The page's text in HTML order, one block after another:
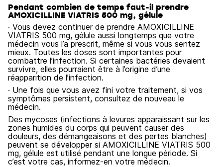
Pendant combien de temps faut-il prendre
AMOXICILLINE VIATRIS 500 mg, gélule
· Vous devez continuer de prendre AMOXICILLINE
VIATRIS 500 mg, gélule aussi longtemps que votre
médecin vous l’a prescrit, même si vous vous sentez
mieux. Toutes les doses sont importantes pour
combattre l’infection. Si certaines bactéries devaient
survivre, elles pourraient être à l’origine d’une
réapparition de l’infection.
· Une fois que vous avez fini votre traitement, si vos
symptômes persistent, consultez de nouveau le
médecin.
Des mycoses (infections à levures apparaissant sur les
zones humides du corps qui peuvent causer des
douleurs, des démangeaisons et des pertes blanches)
peuvent se développer si AMOXICILLINE VIATRIS 500
mg, gélule est utilisé pendant une longue période. Si
c’est votre cas, informez-en votre médecin.